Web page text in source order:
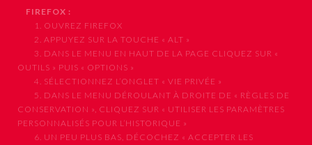
FIREFOX :
1. OUVREZ FIREFOX
2. APPUYEZ SUR LA TOUCHE « ALT »
3. DANS LE MENU EN HAUT DE LA PAGE CLIQUEZ SUR «
OUTILS » PUIS « OPTIONS »
4. SÉLECTIONNEZ L’ONGLET « VIE PRIVÉE »
5. DANS LE MENU DÉROULANT À DROITE DE « RÈGLES DE
CONSERVATION », CLIQUEZ SUR « UTILISER LES PARAMÈTRES
PERSONNALISÉS POUR L’HISTORIQUE »
6. UN PEU PLUS BAS, DÉCOCHEZ « ACCEPTER LES